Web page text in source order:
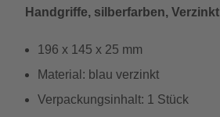
Handgriffe, silberfarben, Verzinkt
196 x 145 x 25 mm
Material: blau verzinkt
Verpackungsinhalt: 1 Stück